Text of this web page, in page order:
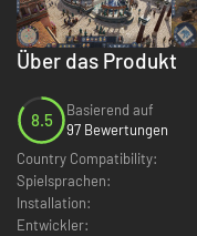
Über das Produkt
8.5
Basierend auf
97 Bewertungen
Country Compatibility:
Spielsprachen:
Installation:
Entwickler: